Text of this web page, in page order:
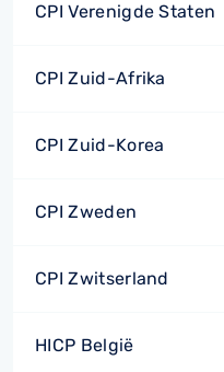
CPI Verenigde Staten
CPI Zuid-Afrika
CPI Zuid-Korea
CPI Zweden
CPI Zwitserland
HICP België